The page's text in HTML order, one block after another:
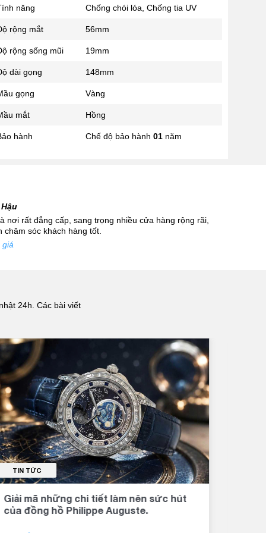
02433545555
Số 28 Chùa Thông - Sơn Tây -
Vinhomes Ocean Park 1, Dương
năng Chống chói lóa, Chống tia UV
rộng mắt 56mm
rộng sống mũi 19mm
dài gọng 148mm
gọng Vàng
mắt Hồng
hành Chế độ bảo hành 01năm
nơi rất đẳng cấp, sang trọng nhiều cửa hàng rộng rãi,
chăm sóc khách hàng tốt.
giá
24h. Các bài viết
TIN TỨC
Giải mã những chi tiết làm nên sức hút
của đồng hồ Philippe Auguste.